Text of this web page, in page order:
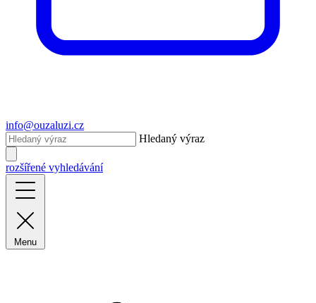
info@ouzaluzi.cz
Hledaný výraz
rozšířené vyhledávání
Menu